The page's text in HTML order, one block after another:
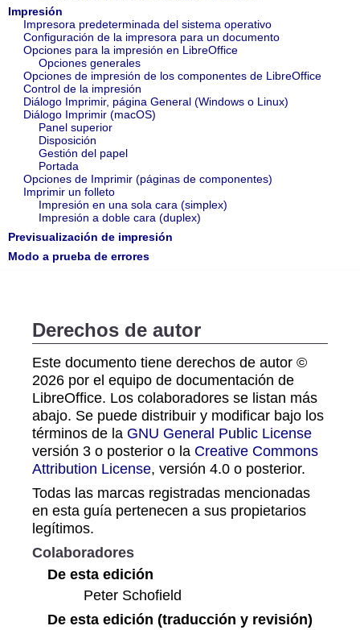
Derechos de autor
Este documento tiene derechos de autor ©
2026 por el equipo de documentación de
LibreOffice. Los colaboradores se listan más
abajo. Se puede distribuir y modificar bajo los
términos de la GNU General Public License
versión 3 o posterior o la Creative Commons
Attribution License, versión 4.0 o posterior.
Todas las marcas registradas mencionadas
en esta guía pertenecen a sus propietarios
legítimos.
Colaboradores
De esta edición
Peter Schofield
De esta edición (traducción y revisión)
Impresión
Impresora predeterminada del sistema operativo
Configuración de la impresora para un documento
Opciones para la impresión en LibreOffice
Opciones generales
Opciones de impresión de los componentes de LibreOffice
Control de la impresión
Diálogo Imprimir, página General (Windows o Linux)
Diálogo Imprimir (macOS)
Panel superior
Disposición
Gestión del papel
Portada
Opciones de Imprimir (páginas de componentes)
Imprimir un folleto
Impresión en una sola cara (simplex)
Impresión a doble cara (duplex)
Previsualización de impresión
Modo a prueba de errores